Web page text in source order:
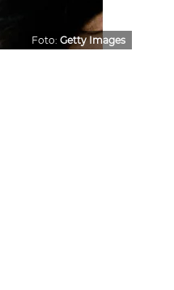
Foto: Getty Images